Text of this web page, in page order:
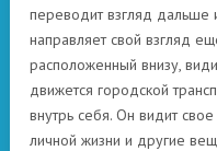
переводит взгляд дальше
направляет свой взгляд
расположенный внизу,
движется городской
внутрь себя. Он видит
личной жизни и другие